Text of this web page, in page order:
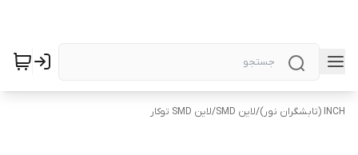
INCH (تابشگران نور) /لاین SMD /لاین SMD توکار